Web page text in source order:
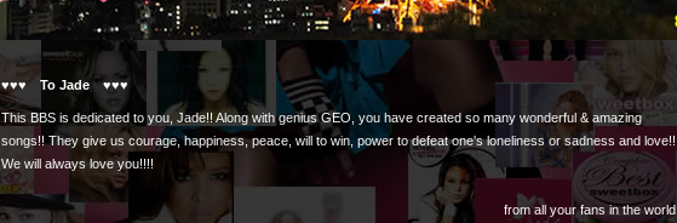
♥♥♥ To Jade ♥♥♥
This BBS is dedicated to you, Jade!! Along with genius GEO, you have created so many wonderful & amazing
songs!! They give us courage, happiness, peace, will to win, power to defeat one's loneliness or sadness and love!!
We will always love you!!!!
from all your fans in the world